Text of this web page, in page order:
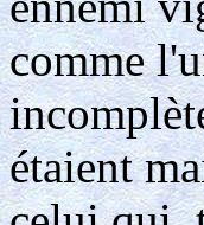
comme
étaient